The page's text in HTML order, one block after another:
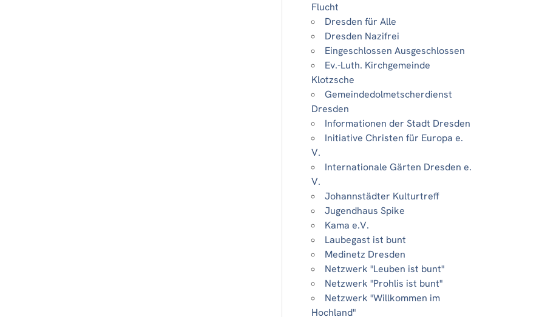
Flucht
Dresden für Alle
Dresden Nazifrei
Eingeschlossen Ausgeschlossen
Ev.-Luth. Kirchgemeinde
Klotzsche
Gemeindedolmetscherdienst
Dresden
Informationen der Stadt Dresden
Initiative Christen für Europa e.
V.
Internationale Gärten Dresden e.
V.
Johannstädter Kulturtreff
Jugendhaus Spike
Kama e.V.
Laubegast ist bunt
Medinetz Dresden
Netzwerk "Leuben ist bunt"
Netzwerk "Prohlis ist bunt"
Netzwerk "Willkommen im
Hochland"